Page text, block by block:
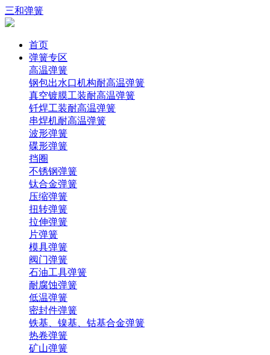
三和弹簧
首页
弹簧专区
高温弹簧
钢包出水口机构耐高温弹簧
真空镀膜工装耐高温弹簧
钎焊工装耐高温弹簧
串焊机耐高温弹簧
波形弹簧
碟形弹簧
挡圈
不锈钢弹簧
钛合金弹簧
压缩弹簧
扭转弹簧
拉伸弹簧
片弹簧
模具弹簧
阀门弹簧
石油工具弹簧
耐腐蚀弹簧
低温弹簧
密封件弹簧
铁基、镍基、钴基合金弹簧
热卷弹簧
矿山弹簧